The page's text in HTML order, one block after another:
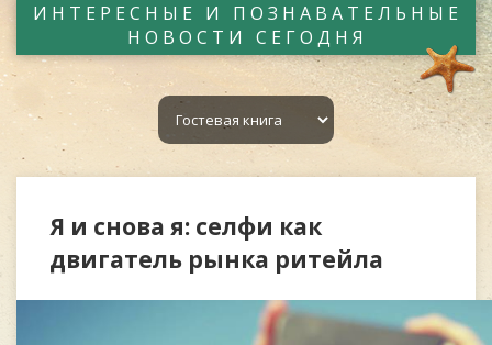
ИНТЕРЕСНЫЕ И ПОЗНАВАТЕЛЬНЫЕ
НОВОСТИ СЕГОДНЯ
Я и снова я: селфи как
двигатель рынка ритейла